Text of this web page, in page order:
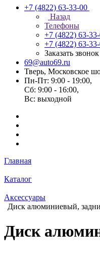
+7 (4822) 63-33-00
Назад
Телефоны
+7 (4822) 63-
+7 (4822) 63-
Заказать звонок
69@auto69.ru
Тверь, Московское
Пн-Пт: 9:00 - 19:00,
Сб: 9:00 - 16:00,
Вс: выходной
Главная
Каталог
Аксессуары
Диск алюминиевый,
Диск